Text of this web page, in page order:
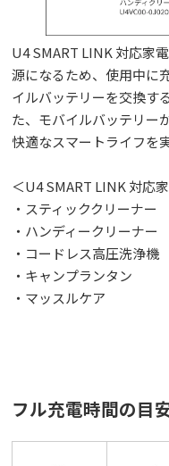
U4 SMART LINK 対応家
源になるため、使用中に
イルバッテリーを交換す
た、モバイルバッテリー
快適なスマートライフを
＜U4 SMART LINK 対応
・スティッククリーナー
・ハンディークリーナー
・コードレス高圧洗浄機
・キャンプランタン
・マッスルケア
フル充電時間の目